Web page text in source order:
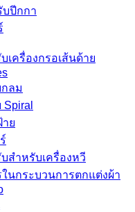
ปีกกา
เครื่องกรอเส้นด้าย
ลม
ย
สำหรับเครื่องหวี
นกระบวนการตกแต่งผ้า